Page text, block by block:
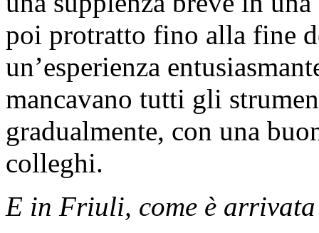
poi protratto fino alla fine
un’esperienza
mancavano tutti gli
gradualmente, con una
colleghi.
E in Friuli, come è